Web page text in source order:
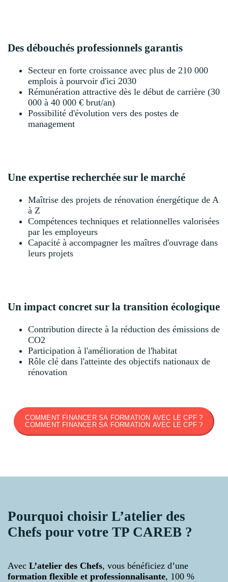
Des débouchés professionnels garantis
Secteur en forte croissance avec plus de 210 000
emplois à pourvoir d'ici 2030
Rémunération attractive dès le début de carrière (30
000 à 40 000 € brut/an)
Possibilité d'évolution vers des postes de
management
Une expertise recherchée sur le marché
Maîtrise des projets de rénovation énergétique de A
à Z
Compétences techniques et relationnelles valorisées
par les employeurs
Capacité à accompagner les maîtres d'ouvrage dans
leurs projets
Un impact concret sur la transition écologique
Contribution directe à la réduction des émissions de
CO2
Participation à l'amélioration de l'habitat
Rôle clé dans l'atteinte des objectifs nationaux de
rénovation
COMMENT FINANCER SA FORMATION AVEC LE CPF ?
COMMENT FINANCER SA FORMATION AVEC LE CPF ?
Pourquoi choisir L’atelier des
Chefs pour votre TP CAREB ?
Avec L’atelier des Chefs, vous bénéficiez d’une
formation flexible et professionnalisante, 100 %